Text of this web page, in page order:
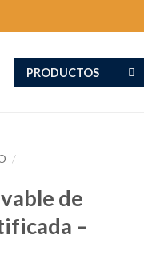
PRODUCTOS
/
de
–